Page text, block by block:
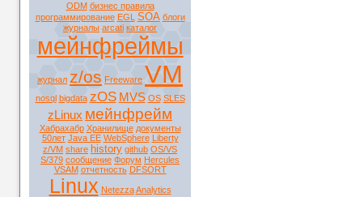
ODM бизнес правила
программирование EGL SOA блоги
журналы arcati каталог
мейнфреймы
журнал z/os Freeware VM
nosql bigdata zOS MVS OS SLES
zLinux мейнфрейм
Хабрахабр Хранилище документы
50лет Java EE WebSphere Liberty
z/VM share history github OS/VS
S/379 сообщение Форум Hercules
VSAM отчетность DFSORT
Linux Netezza Analytics